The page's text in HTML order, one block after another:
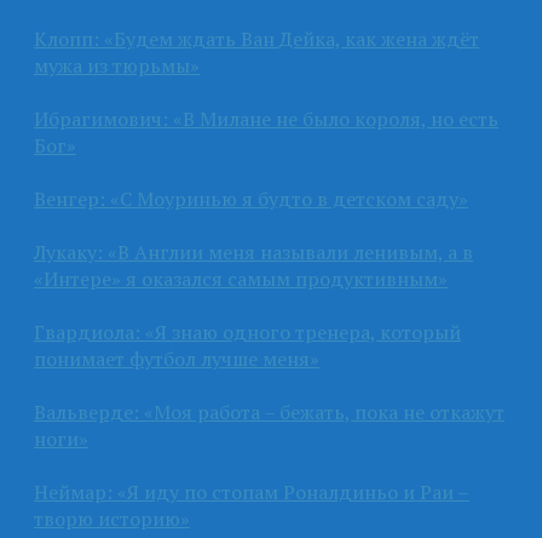
Клопп: «Будем ждать Ван Дейка, как жена ждёт
мужа из тюрьмы»
Ибрагимович: «В Милане не было короля, но есть
Бог»
Венгер: «С Моуринью я будто в детском саду»
Лукаку: «В Англии меня называли ленивым, а в
«Интере» я оказался самым продуктивным»
Гвардиола: «Я знаю одного тренера, который
понимает футбол лучше меня»
Вальверде: «Моя работа – бежать, пока не откажут
ноги»
Неймар: «Я иду по стопам Роналдиньо и Раи –
творю историю»